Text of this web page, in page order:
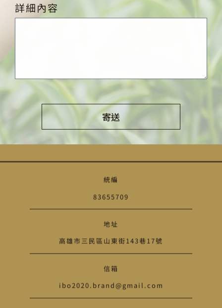
詳細內容
寄送
統編
83655709
地址
高雄市三民區山東街143巷17號
信箱
ibo2020.brand@gmail.com